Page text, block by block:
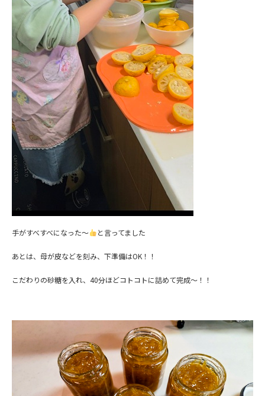
手がすべすべになった～ と言ってました
あとは、母が皮などを刻み、下準備はOK！！
こだわりの砂糖を入れ、40分ほどコトコトに詰めて完成～！！